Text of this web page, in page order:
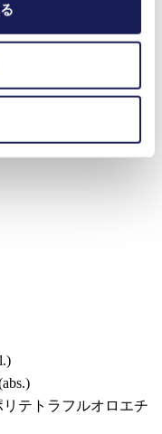
リテトラフルオロエチ